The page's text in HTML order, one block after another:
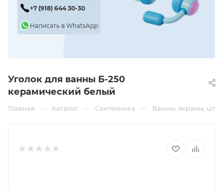
+7 (918) 644 30-30
Написать в WhatsApp
Уголок для ванны Б-250
керамический белый
Главная — Каталог — Сантехника — Ванны, экраны,